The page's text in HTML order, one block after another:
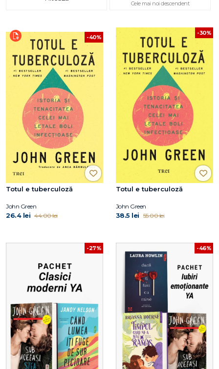
Cele mai noi descendent
-40%
Totul e tuberculoză
John Green
26.4 lei 44.00 lei
-30%
Totul e tuberculoză
John Green
38.5 lei 55.00 lei
-27% -46%